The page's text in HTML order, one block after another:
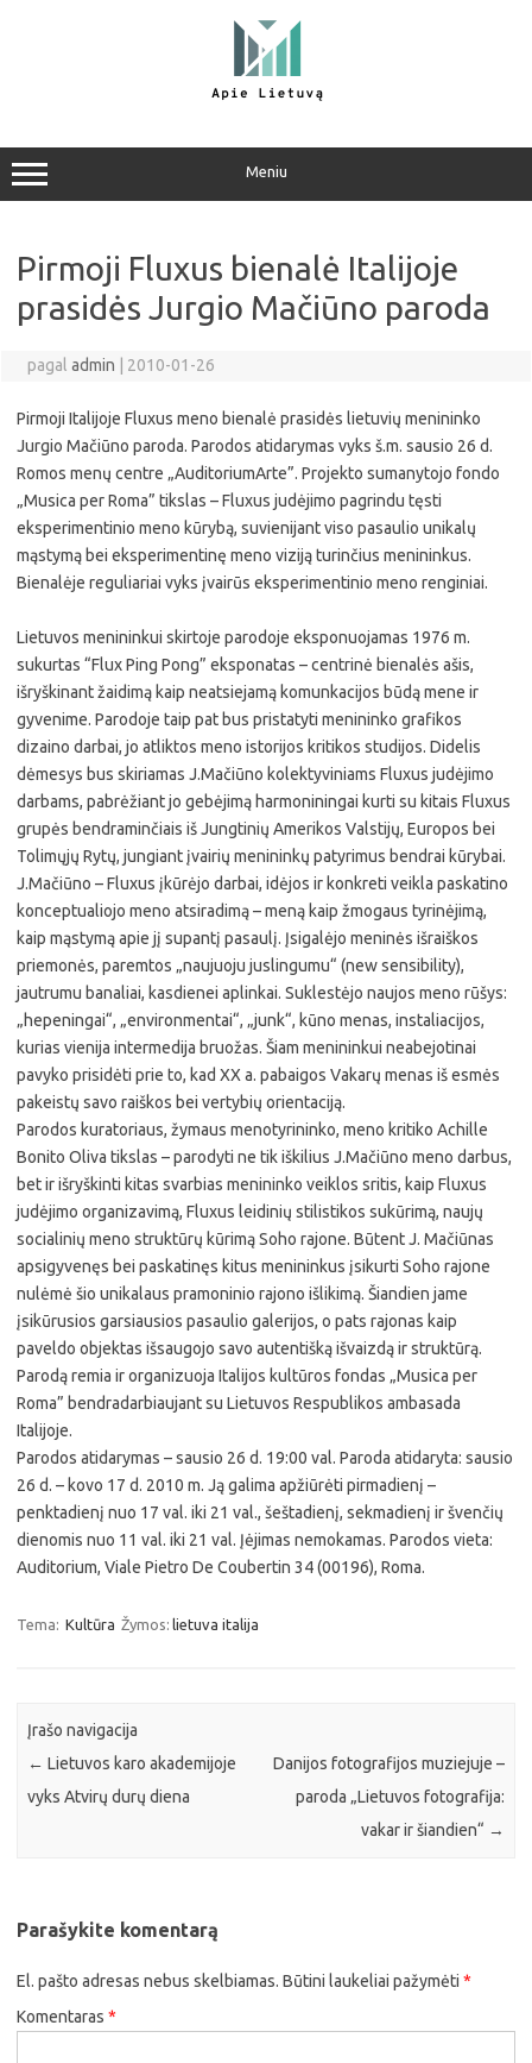
Meniu
Pirmoji Fluxus bienalė Italijoje
prasidės Jurgio Mačiūno paroda
pagal admin 2010-01-26
Pirmoji Italijoje Fluxus meno bienalė prasidės lietuvių menininko
Jurgio Mačiūno paroda. Parodos atidarymas vyks š.m. sausio 26 d.
Romos menų centre „AuditoriumArte”. Projekto sumanytojo fondo
„Musica per Roma” tikslas – Fluxus judėjimo pagrindu tęsti
eksperimentinio meno kūrybą, suvienijant viso pasaulio unikalų
mąstymą bei eksperimentinę meno viziją turinčius menininkus.
Bienalėje reguliariai vyks įvairūs eksperimentinio meno renginiai.
Lietuvos menininkui skirtoje parodoje eksponuojamas 1976 m.
sukurtas “Flux Ping Pong” eksponatas – centrinė bienalės ašis,
išryškinant žaidimą kaip neatsiejamą komunkacijos būdą mene ir
gyvenime. Parodoje taip pat bus pristatyti menininko grafikos
dizaino darbai, jo atliktos meno istorijos kritikos studijos. Didelis
dėmesys bus skiriamas J.Mačiūno kolektyviniams Fluxus judėjimo
darbams, pabrėžiant jo gebėjimą harmoniningai kurti su kitais Fluxus
grupės bendraminčiais iš Jungtinių Amerikos Valstijų, Europos bei
Tolimųjų Rytų, jungiant įvairių menininkų patyrimus bendrai kūrybai.
J.Mačiūno – Fluxus įkūrėjo darbai, idėjos ir konkreti veikla paskatino
konceptualiojo meno atsiradimą – meną kaip žmogaus tyrinėjimą,
kaip mąstymą apie jį supantį pasaulį. Įsigalėjo meninės išraiškos
priemonės, paremtos „naujuoju juslingumu“ (new sensibility),
jautrumu banaliai, kasdienei aplinkai. Suklestėjo naujos meno rūšys:
„hepeningai“, „environmentai“, „junk“, kūno menas, instaliacijos,
kurias vienija intermedija bruožas. Šiam menininkui neabejotinai
pavyko prisidėti prie to, kad XX a. pabaigos Vakarų menas iš esmės
pakeistų savo raiškos bei vertybių orientaciją.
Parodos kuratoriaus, žymaus menotyrininko, meno kritiko Achille
Bonito Oliva tikslas – parodyti ne tik iškilius J.Mačiūno meno darbus,
bet ir išryškinti kitas svarbias menininko veiklos sritis, kaip Fluxus
judėjimo organizavimą, Fluxus leidinių stilistikos sukūrimą, naujų
socialinių meno struktūrų kūrimą Soho rajone. Būtent J. Mačiūnas
apsigyvenęs bei paskatinęs kitus menininkus įsikurti Soho rajone
nulėmė šio unikalaus pramoninio rajono išlikimą. Šiandien jame
įsikūrusios garsiausios pasaulio galerijos, o pats rajonas kaip
paveldo objektas išsaugojo savo autentišką išvaizdą ir struktūrą.
Parodą remia ir organizuoja Italijos kultūros fondas „Musica per
Roma” bendradarbiaujant su Lietuvos Respublikos ambasada
Italijoje.
Parodos atidarymas – sausio 26 d. 19:00 val. Paroda atidaryta: sausio
26 d. – kovo 17 d. 2010 m. Ją galima apžiūrėti pirmadienį –
penktadienį nuo 17 val. iki 21 val., šeštadienį, sekmadienį ir švenčių
dienomis nuo 11 val. iki 21 val. Įėjimas nemokamas. Parodos vieta:
Auditorium, Viale Pietro De Coubertin 34 (00196), Roma.
Tema: Kultūra Žymos: lietuva italija
Įrašo navigacija
← Lietuvos karo akademijoje
vyks Atvirų durų diena
Danijos fotografijos muziejuje –
paroda „Lietuvos fotografija:
vakar ir šiandien“ →
Parašykite komentarą
El. pašto adresas nebus skelbiamas. Būtini laukeliai pažymėti *
Komentaras *